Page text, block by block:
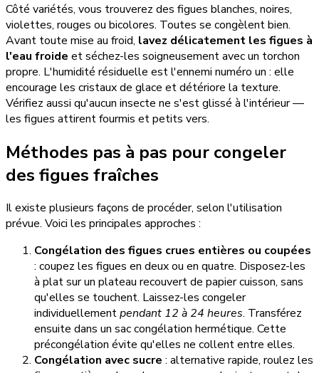
Côté variétés, vous trouverez des figues blanches, noires,
violettes, rouges ou bicolores. Toutes se congèlent bien.
Avant toute mise au froid, lavez délicatement les figues à
l'eau froide et séchez-les soigneusement avec un torchon
propre. L'humidité résiduelle est l'ennemi numéro un : elle
encourage les cristaux de glace et détériore la texture.
Vérifiez aussi qu'aucun insecte ne s'est glissé à l'intérieur —
les figues attirent fourmis et petits vers.
Méthodes pas à pas pour congeler
des figues fraîches
Il existe plusieurs façons de procéder, selon l'utilisation
prévue. Voici les principales approches :
Congélation des figues crues entières ou coupées
: coupez les figues en deux ou en quatre. Disposez-les
à plat sur un plateau recouvert de papier cuisson, sans
qu'elles se touchent. Laissez-les congeler
individuellementpendant 12 à 24 heures. Transférez
ensuite dans un sac congélation hermétique. Cette
précongélation évite qu'elles ne collent entre elles.
Congélation avec sucre : alternative rapide, roulez les